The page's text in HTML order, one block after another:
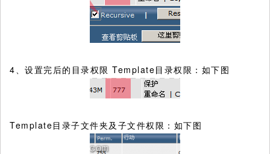
4、设置完后的目录权限 Template目录权限：如下图
Template目录子文件夹及子文件权限：如下图